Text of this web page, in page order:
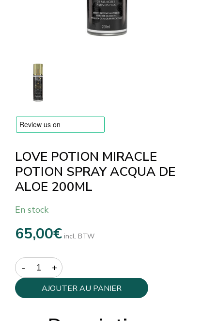
Questions fréquemment posées
Contactez nous
LOVE POTION MIRACLE
POTION SPRAY ACQUA DE
ALOE 200ML
En stock
65,00€ incl. BTW
Quantity
AJOUTER AU PANIER